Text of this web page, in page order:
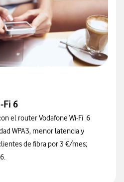
Fi 6
el router Vodafone Wi‑Fi 6
WPA3, menor latencia y
de fibra por 3 €/mes;
Fi 6